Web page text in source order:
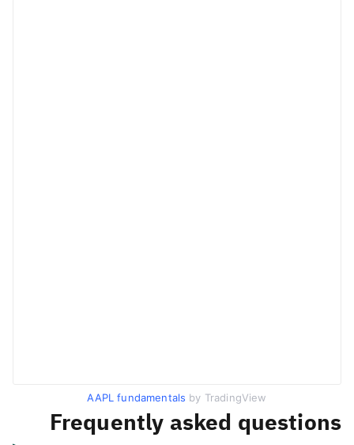
AAPL fundamentals by TradingView
Frequently asked questions